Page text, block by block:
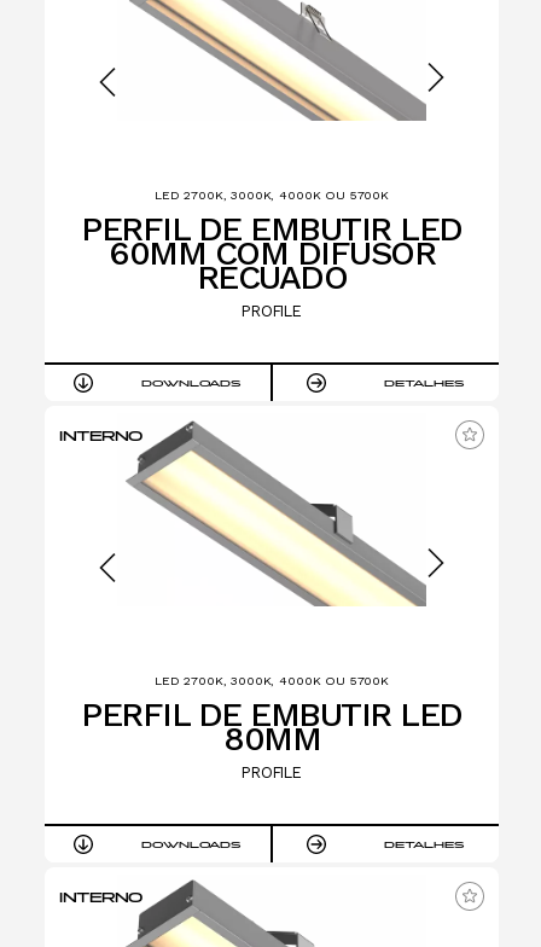
LED 2700K, 3000K, 4000K OU 5700K
PERFIL DE EMBUTIR LED
60MM COM DIFUSOR
RECUADO
PROFILE
DOWNLOADS DETALHES
INTERNO
LED 2700K, 3000K, 4000K OU 5700K
PERFIL DE EMBUTIR LED
80MM
PROFILE
DOWNLOADS DETALHES
INTERNO